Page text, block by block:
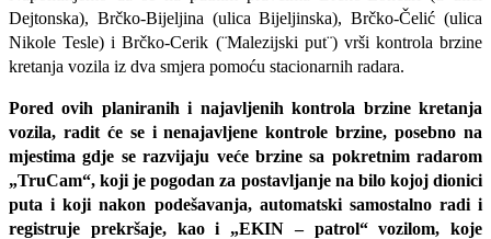
Dejtonska), Brčko-Bijeljina (ulica Bijeljinska), Brčko-Čelić (ulica
Nikole Tesle) i Brčko-Cerik (¨Malezijski put¨) vrši kontrola brzine
kretanja vozila iz dva smjera pomoću stacionarnih radara.
Pored ovih planiranih i najavljenih kontrola brzine kretanja
vozila, radit će se i nenajavljene kontrole brzine, posebno na
mjestima gdje se razvijaju veće brzine sa pokretnim radarom
„TruCam“, koji je pogodan za postavljanje na bilo kojoj dionici
puta i koji nakon podešavanja, automatski samostalno radi i
registruje prekršaje, kao i „EKIN – patrol“ vozilom, koje